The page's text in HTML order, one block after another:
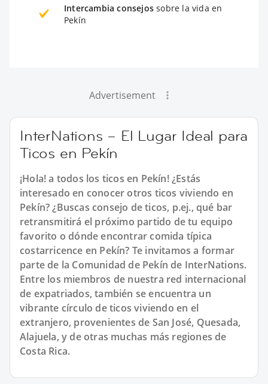
Intercambia consejos sobre la vida en
Pekín
Advertisement
InterNations – El Lugar Ideal para
Ticos en Pekín
¡Hola! a todos los ticos en Pekín! ¿Estás
interesado en conocer otros ticos viviendo en
Pekín? ¿Buscas consejo de ticos, p.ej., qué bar
retransmitirá el próximo partido de tu equipo
favorito o dónde encontrar comida típica
costarricence en Pekín? Te invitamos a formar
parte de la Comunidad de Pekín de InterNations.
Entre los miembros de nuestra red internacional
de expatriados, también se encuentra un
vibrante círculo de ticos viviendo en el
extranjero, provenientes de San José, Quesada,
Alajuela, y de otras muchas más regiones de
Costa Rica.